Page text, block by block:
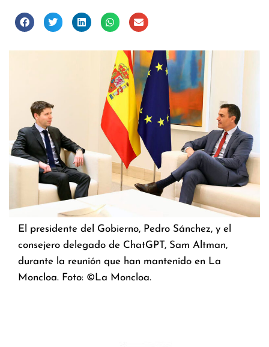
El presidente del Gobierno, Pedro Sánchez, y el
consejero delegado de ChatGPT, Sam Altman,
durante la reunión que han mantenido en La
Moncloa. Foto: ©La Moncloa.